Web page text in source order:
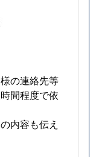
の連絡先等
間程度で依
内容も伝え